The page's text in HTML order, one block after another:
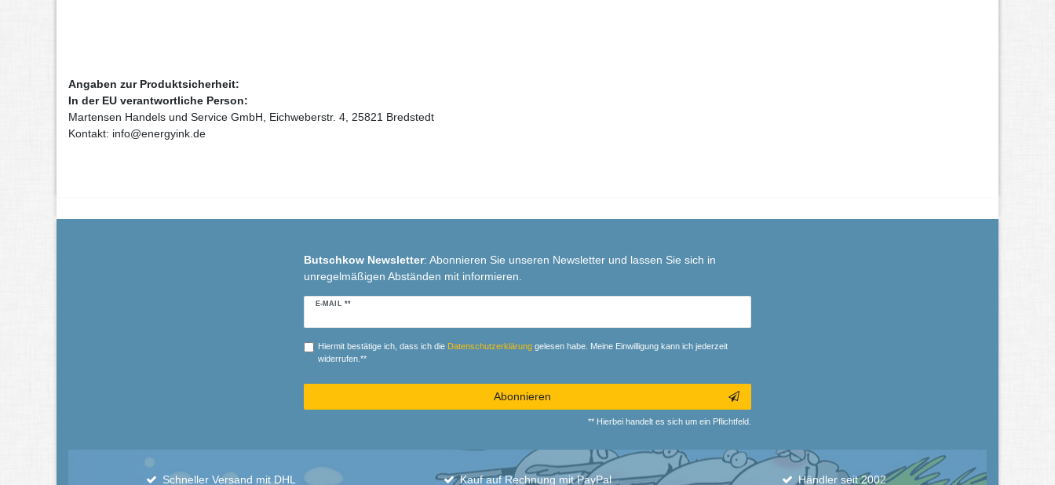
Angaben zur Produktsicherheit:
In der EU verantwortliche Person:
Martensen Handels und Service GmbH, Eichweberstr. 4, 25821 Bredstedt
Kontakt: info@energyink.de
Butschkow Newsletter: Abonnieren Sie unseren Newsletter und lassen Sie sich in
unregelmäßigen Abständen mit informieren.
E-MAIL **
Newsletter
Hiermit bestätige ich, dass ich die Daten­schutz­erklärunggelesen habe. Meine Einwilligung kann ich jederzeit
widerrufen.**
Abonnieren
** Hierbei handelt es sich um ein Pflichtfeld.
Schneller Versand mit DHL Kauf auf Rechnung mit PayPal Händler seit 2002